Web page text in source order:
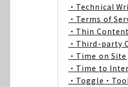
・Technical
・Terms of
・Thin Content
・Third-party
・Time on Site
・Time to
・Toggle ・